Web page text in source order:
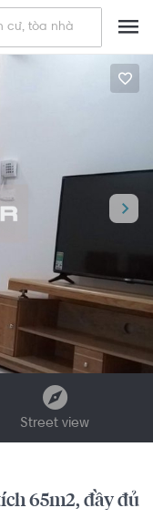
Street view
65m2, đầy đủ